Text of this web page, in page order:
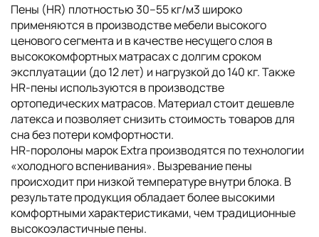
Пены (HR) плотностью 30–55 кг/м3 широко
применяются в производстве мебели высокого
ценового сегмента и в качестве несущего слоя в
высококомфортных матрасах с долгим сроком
эксплуатации (до 12 лет) и нагрузкой до 140 кг. Также
HR-пены используются в производстве
ортопедических матрасов. Материал стоит дешевле
латекса и позволяет снизить стоимость товаров для
сна без потери комфортности.
НR-поролоны марок Extra производятся по технологии
«холодного вспенивания». Вызревание пены
происходит при низкой температуре внутри блока. В
результате продукция обладает более высокими
комфортными характеристиками, чем традиционные
высокоэластичные пены.